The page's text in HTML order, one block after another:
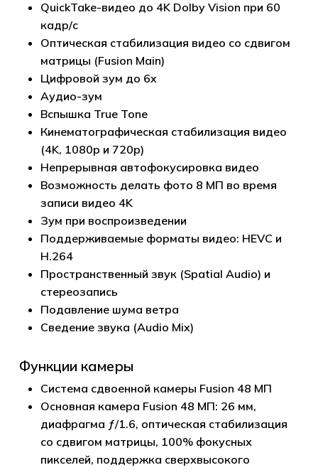
QuickTake-видео до 4K Dolby Vision при 60
кадр/с
Оптическая стабилизация видео со сдвигом
матрицы (Fusion Main)
Цифровой зум до 6x
Аудио-зум
Вспышка True Tone
Кинематографическая стабилизация видео
(4K, 1080p и 720p)
Непрерывная автофокусировка видео
Возможность делать фото 8 МП во время
записи видео 4K
Зум при воспроизведении
Поддерживаемые форматы видео: HEVC и
H.264
Пространственный звук (Spatial Audio) и
стереозапись
Подавление шума ветра
Сведение звука (Audio Mix)
Функции камеры
Система сдвоенной камеры Fusion 48 МП
Основная камера Fusion 48 МП: 26 мм,
диафрагма ƒ/1.6, оптическая стабилизация
со сдвигом матрицы, 100% фокусных
пикселей, поддержка сверхвысокого